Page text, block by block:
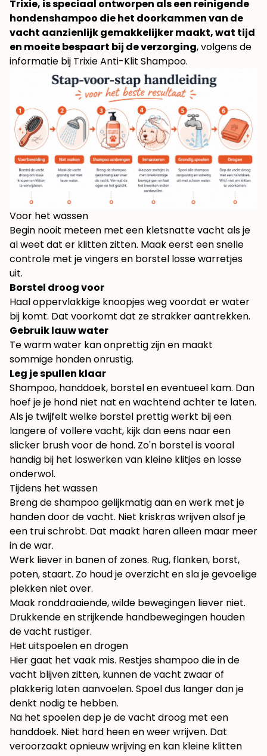
Trixie, is speciaal ontworpen als een reinigende
hondenshampoo die het doorkammen van de
vacht aanzienlijk gemakkelijker maakt, wat tijd
en moeite bespaart bij de verzorging, volgens de
informatie bij Trixie Anti-Klit Shampoo.
Voor het wassen
Begin nooit meteen met een kletsnatte vacht als je
al weet dat er klitten zitten. Maak eerst een snelle
controle met je vingers en borstel losse warretjes
uit.
Borstel droog voor
Haal oppervlakkige knoopjes weg voordat er water
bij komt. Dat voorkomt dat ze strakker aantrekken.
Gebruik lauw water
Te warm water kan onprettig zijn en maakt
sommige honden onrustig.
Leg je spullen klaar
Shampoo, handdoek, borstel en eventueel kam. Dan
hoef je je hond niet nat en wachtend achter te laten.
Als je twijfelt welke borstel prettig werkt bij een
langere of vollere vacht, kijk dan eens naar een
slicker brush voor de hond. Zo'n borstel is vooral
handig bij het loswerken van kleine klitjes en losse
onderwol.
Tijdens het wassen
Breng de shampoo gelijkmatig aan en werk met je
handen door de vacht. Niet kriskras wrijven alsof je
een trui schrobt. Dat maakt haren alleen maar meer
in de war.
Werk liever in banen of zones. Rug, flanken, borst,
poten, staart. Zo houd je overzicht en sla je gevoelige
plekken niet over.
Maak ronddraaiende, wilde bewegingen liever niet.
Drukkende en strijkende handbewegingen houden
de vacht rustiger.
Het uitspoelen en drogen
Hier gaat het vaak mis. Restjes shampoo die in de
vacht blijven zitten, kunnen de vacht zwaar of
plakkerig laten aanvoelen. Spoel dus langer dan je
denkt nodig te hebben.
Na het spoelen dep je de vacht droog met een
handdoek. Niet hard heen en weer wrijven. Dat
veroorzaakt opnieuw wrijving en kan kleine klitten